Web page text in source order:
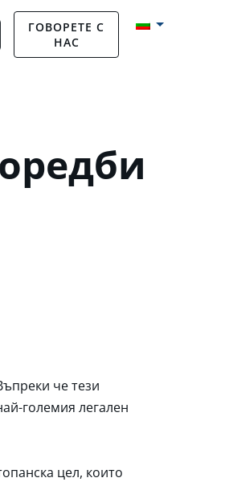
ГОВОРЕТЕ С
НАС
че тези
големия легален
цел, които